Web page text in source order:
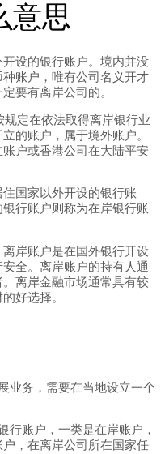
意思
设的银行账户。境内并没
账户，唯有公司名义开才
要有离岸公司的。
定在依法取得离岸银行业
的账户，属于境外账户。
户或香港公司在大陆平安
国家以外开设的银行账
行账户则称为在岸银行账
岸账户是在国外银行开设
全。离岸账户的持有人通
离岸金融市场通常具有较
好选择。
业务，需要在当地设立一个
行账户，一类是在岸账户，
，在离岸公司所在国家任